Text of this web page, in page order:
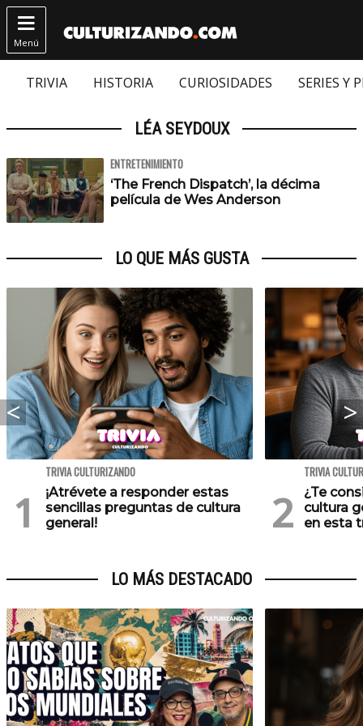

Menú
TRIVIA HISTORIA CURIOSIDADES SERIES Y
LÉA SEYDOUX
ENTRETENIMIENTO
‘The French Dispatch’, la décima
película de Wes Anderson
LO QUE MÁS GUSTA
TRIVIA CULTURIZANDO
¡Atrévete a responder estas
sencillas preguntas de cultura
general!
TRIVIA
¿Te
cultura
en esta
LO MÁS DESTACADO